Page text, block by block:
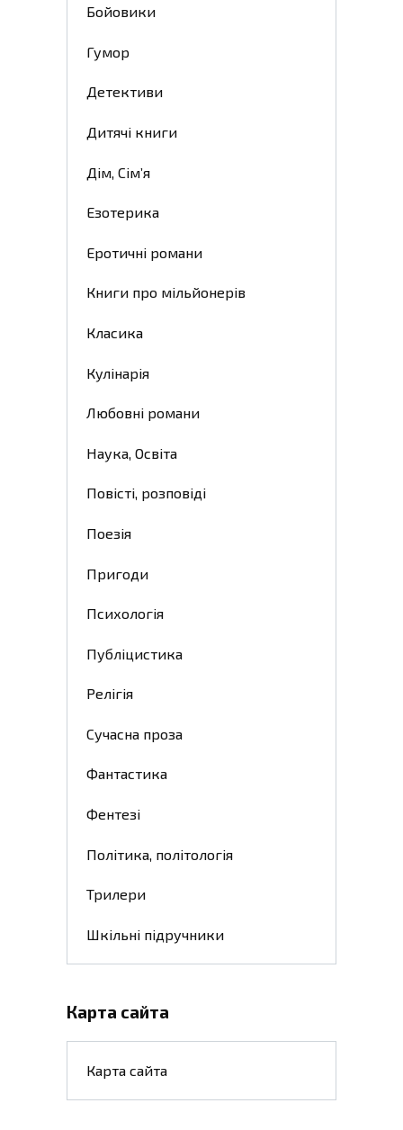
Бойовики
Гумор
Детективи
Дитячі книги
Дім, Сім’я
Езотерика
Еротичні романи
Книги про мільйонерів
Класика
Кулінарія
Любовні романи
Наука, Освіта
Повісті, розповіді
Поезія
Пригоди
Психологія
Публіцистика
Релігія
Сучасна проза
Фантастика
Фентезі
Політика, політологія
Трилери
Шкільні підручники
Карта сайта
Карта сайта